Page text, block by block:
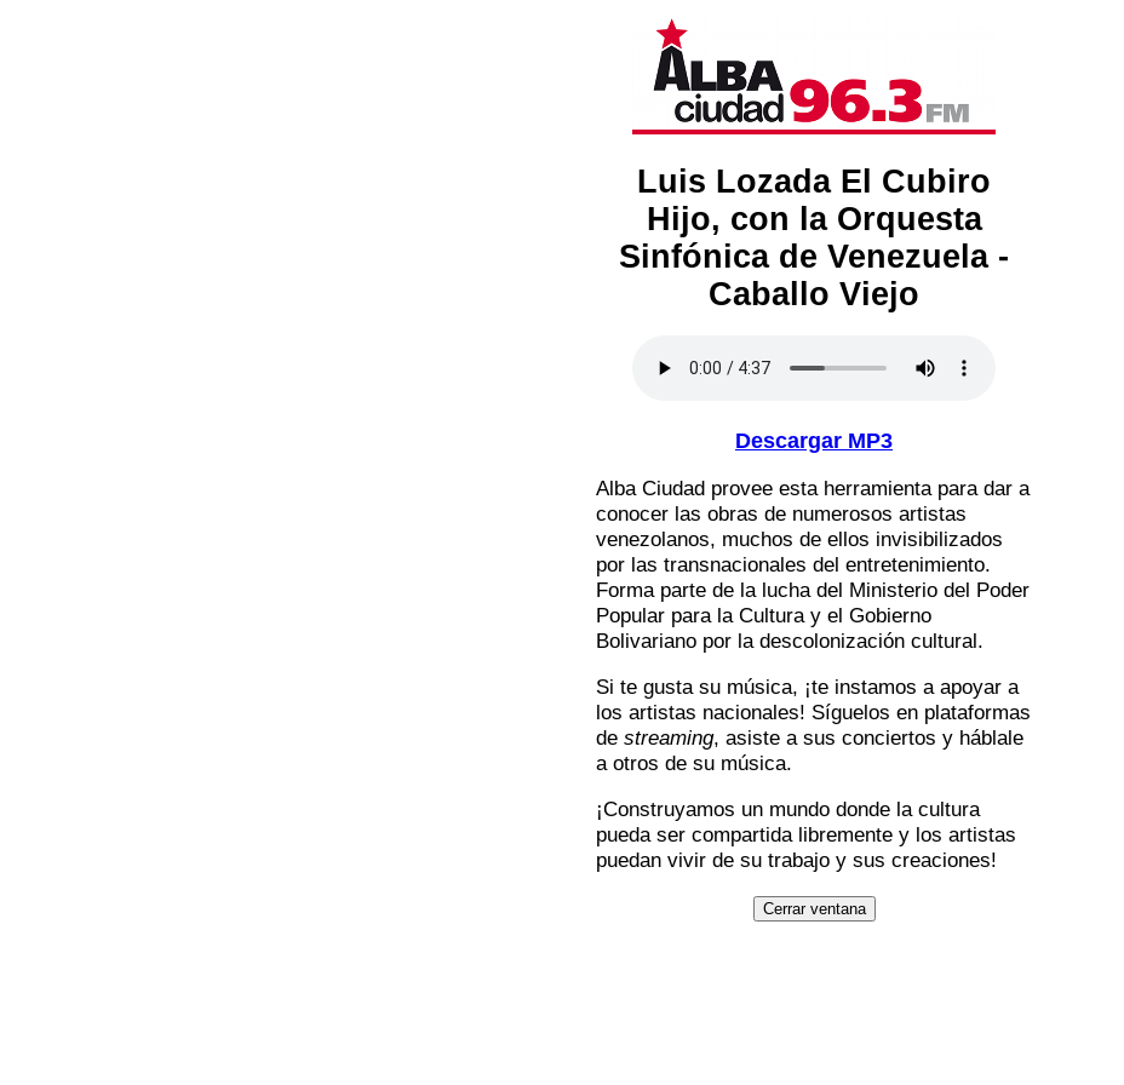
Luis Lozada El Cubiro
Hijo, con la Orquesta
Sinfónica de Venezuela -
Caballo Viejo
Descargar MP3
Alba Ciudad provee esta herramienta para dar a
conocer las obras de numerosos artistas
venezolanos, muchos de ellos invisibilizados
por las transnacionales del entretenimiento.
Forma parte de la lucha del Ministerio del Poder
Popular para la Cultura y el Gobierno
Bolivariano por la descolonización cultural.
Si te gusta su música, ¡te instamos a apoyar a
los artistas nacionales! Síguelos en plataformas
de streaming, asiste a sus conciertos y háblale
a otros de su música.
¡Construyamos un mundo donde la cultura
pueda ser compartida libremente y los artistas
puedan vivir de su trabajo y sus creaciones!